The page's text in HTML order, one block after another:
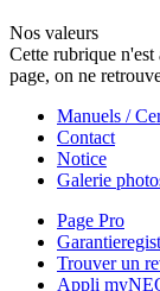
Nos valeurs
Cette rubrique n'est
page, on ne
Manuels /
Contact
Notice
Galerie
Page Pro
Trouver un
Appli